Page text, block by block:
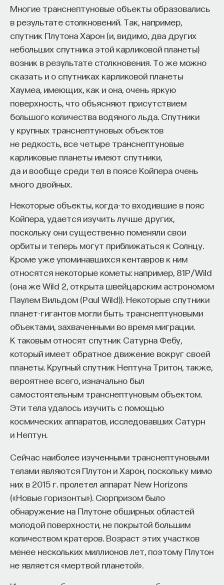
Многие транснептуновые объекты образовались
в результате столкновений. Так, например,
спутник Плутона Харон (и, видимо, два других
небольших спутника этой карликовой планеты)
возник в результате столкновения. То же можно
сказать и о спутниках карликовой планеты
Хаумеа, имеющих, как и она, очень яркую
поверхность, что объясняют присутствием
большого количества водяного льда. Спутники
у крупных транснептуновых объектов
не редкость, все четыре транснептуновые
карликовые планеты имеют спутники,
да и вообще среди тел в поясе Койпера очень
много двойных.
Некоторые объекты, когда-то входившие в пояс
Койпера, удается изучить лучше других,
поскольку они существенно поменяли свои
орбиты и теперь могут приближаться к Солнцу.
Кроме уже упоминавшихся кентавров к ним
относятся некоторые кометы: например, 81P/Wild
(она же Wild 2, открыта швейцарским астрономом
Паулем Вильдом (Paul Wild)). Некоторые спутники
планет-гигантов могли быть транснептуновыми
объектами, захваченными во время миграции.
К таковым относят спутник Сатурна Фебу,
который имеет обратное движение вокруг своей
планеты. Крупный спутник Нептуна Тритон, также,
вероятнее всего, изначально был
самостоятельным транснептуновым объектом.
Эти тела удалось изучить с помощью
космических аппаратов, исследовавших Сатурн
и Нептун.
Сейчас наиболее изученными транснептуновыми
телами являются Плутон и Харон, поскольку мимо
них в 2015 г. пролетел аппарат New Horizons
(«Новые горизонты»). Сюрпризом было
обнаружение на Плутоне обширных областей
молодой поверхности, не покрытой большим
количеством кратеров. Возраст этих участков
менее нескольких миллионов лет, поэтому Плутон
не является «мертвой планетой».
элементы на их основе. Так же, как
и органические солнечные элементы, они могут
быть получены из растворов, то есть напечатаны
на принтере — в перспективе. При этом такие
приборы уже сегодня демонстрируют гораздо
более высокую эффективность, чем «органика».
Первые солнечные элементы на основе
перовскита, полученные в группе японского
профессора Цутому Миясака (Tsutomu Miyasaka)
в 2009 году[4]A. Kojima, K. Teshima, Y. Shirai, T.
Miyasaka. Organometal Halide Perovskites
as Visible-Light Sensitizers for Photovoltaic Cells.
Journal of American Chemical Society, 131, 6050
(2009). , имели КПД меньше 4%, а сегодня
Перовскитные приборы можно также совместить
с кремниевыми. У каждого полупроводникового
материала есть так называемая ширина
запрещенной зоны. Фотоны поглощаются только
с энергией, которая больше этой ширины
запрещенной зоны. Скажем, у кремния ширина
запрещенной зоны — 1,1 эВ (электронвольт). Это
означает, что кремниевые элементы поглощают
только часть солнечного спектра, что
ограничивает КПД. Кремниевый солнечный
элемент активен в инфракрасной области
спектра, а перовскитный — в ультрафиолетовой.
Сегодня задача сотен, а может быть, и тысяч
лабораторий по всему миру — создать так
называемые тандемные (tandem) кремниево-
перовскитные солнечные элементы, эффективно
поглощающие солнечный свет в широком
выполнена, реальны значения КПД
преобразования в промышленном масштабе,
превышающие 30%.
Главный недостаток этого материала в том, что
он крайне нестабилен и быстро начинает
деградировать. Чтобы разрешить данную
проблему, нужно понять, почему происходит
деградация. Один из механизмов нестабильности